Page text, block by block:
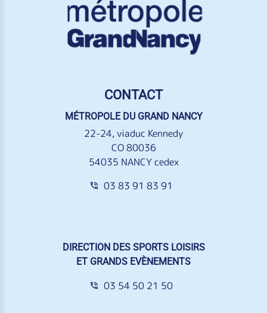
CONTACT
MÉTROPOLE DU GRAND NANCY
22-24, viaduc Kennedy
CO 80036
54035 NANCY cedex
03 83 91 83 91
DIRECTION DES SPORTS LOISIRS
ET GRANDS EVÈNEMENTS
03 54 50 21 50